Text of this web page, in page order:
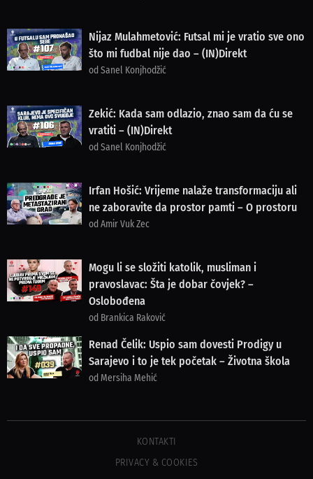
Nijaz Mulahmetović: Futsal mi je vratio sve ono
što mi fudbal nije dao – (IN)Direkt
od Sanel Konjhodžić
Zekić: Kada sam odlazio, znao sam da ću se
vratiti – (IN)Direkt
od Sanel Konjhodžić
Irfan Hošić: Vrijeme nalaže transformaciju ali
ne zaboravite da prostor pamti – O prostoru
od Amir Vuk Zec
Mogu li se složiti katolik, musliman i
pravoslavac: Šta je dobar čovjek? –
Oslobođena
od Brankica Raković
Renad Čelik: Uspio sam dovesti Prodigy u
Sarajevo i to je tek početak – Životna škola
od Mersiha Mehić
KONTAKTI
PRIVACY & COOKIES